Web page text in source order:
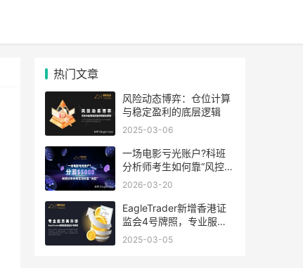
热门文章
风险动态博弈：仓位计算
与稳定盈利的底层逻辑
2025-03-06
一场电影亏光账户?科班
分析师考生如何靠“风控”
分润$5000
2026-03-20
EagleTrader新增香港证
监会4号牌照，专业服务
再升级！
2025-03-05